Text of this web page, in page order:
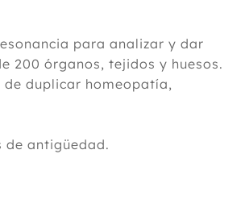
para analizar y dar
200 órganos, tejidos y huesos.
duplicar homeopatía,
de antigüedad.